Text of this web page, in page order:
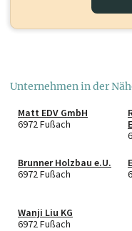
Unternehmen in der
Matt EDV GmbH
6972 Fußach
Brunner Holzbau e.U.
6972 Fußach
Wanji Liu KG
6972 Fußach